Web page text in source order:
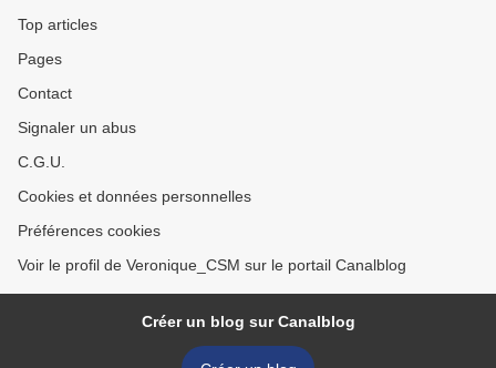
Top articles
Pages
Contact
Signaler un abus
C.G.U.
Cookies et données personnelles
Préférences cookies
Voir le profil de Veronique_CSM sur le portail Canalblog
Créer un blog sur Canalblog